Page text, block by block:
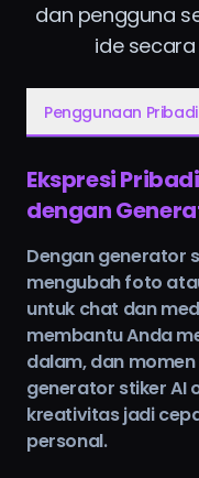
dan pengguna
ide
Penggunaan Pribadi
Ekspresi
dengan
Dengan generator
mengubah foto
untuk chat dan
membantu Anda
dalam, dan
generator stiker AI
kreativitas jadi
personal.